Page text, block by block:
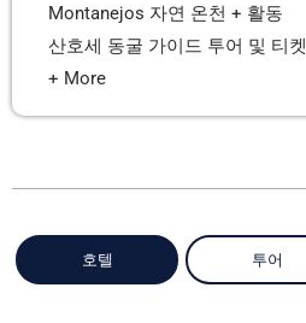
Montanejos 자연 온천 + 활동
산호세 동굴 가이드 투어 및 티켓
+ More
호텔 투어